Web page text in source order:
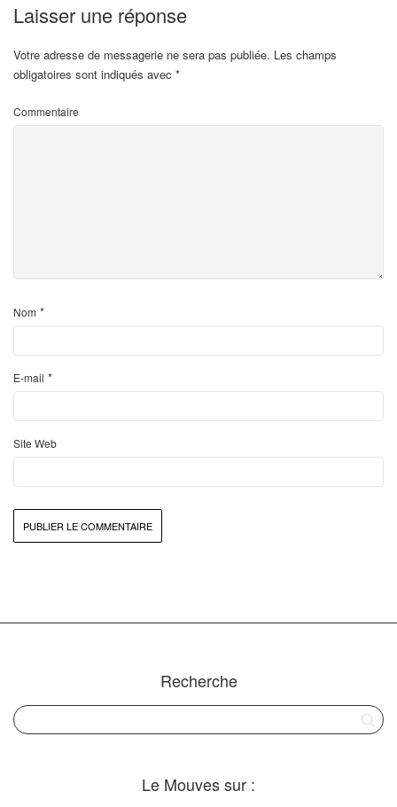
Laisser une réponse
Votre adresse de messagerie ne sera pas publiée. Les champs
obligatoires sont indiqués avec *
Commentaire
Nom *
E-mail *
Site Web
Recherche
Le Mouves sur :